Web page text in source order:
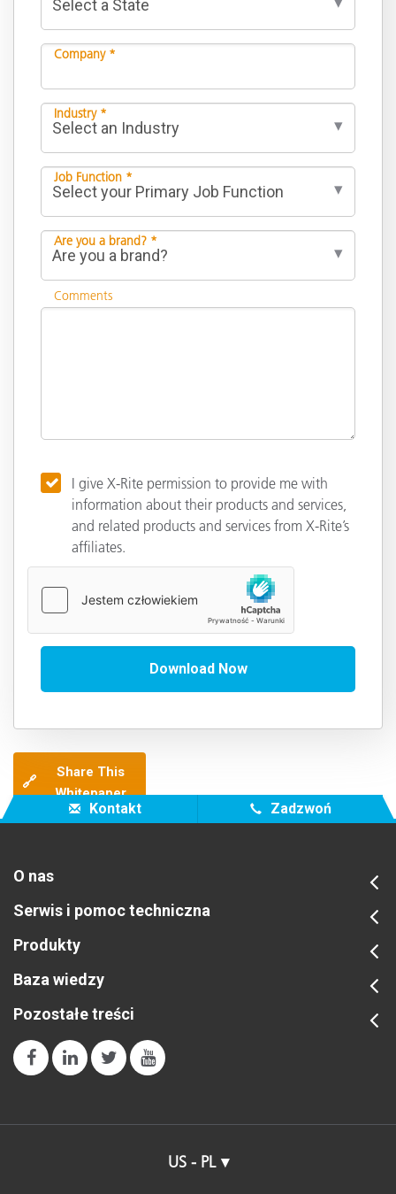
Company *
Industry *
Job Function *
Are you a brand? *
Comments
I give X-Rite permission to provide me with
information about their products and services,
and related products and services from X-Rite’s
affiliates.
🔗
Share This
Whitepaper
Kontakt Zadzwoń
O nas
Serwis i pomoc techniczna
Produkty
Baza wiedzy
Pozostałe treści
US - PL